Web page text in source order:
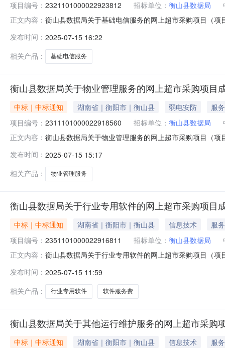
项目编号： 2321101000022923812 招标单位： 衡山县数据局
正文内容： 衡山县数据局关于基础电信服务的网上超市采购项目（
划名称:湖南省衡阳市衡山县报价起止时间:-二、采购单
发布时间： 2025-07-15 16:22
相关产品：
基础电信服务
衡山县数据局关于物业管理服务的网上超市采购项目
中标｜中标通知 湖南省｜衡阳市｜衡山县 弱电安防
服务
项目编号： 2311101000022918560 招标单位： 衡山县数据局
正文内容： 衡山县数据局关于物业管理服务的网上超市采购项目（
划名称:湖南省衡阳市衡山县报价起止时间:-二、采购单
发布时间： 2025-07-15 15:17
相关产品：
物业管理服务
衡山县数据局关于行业专用软件的网上超市采购项目
中标｜中标通知 湖南省｜衡阳市｜衡山县 信息技术
服务
项目编号： 2351101000022916811 招标单位： 衡山县数据局
正文内容： 衡山县数据局关于行业专用软件的网上超市采购项目（
划名称:湖南省衡阳市衡山县报价起止时间:-二、采购单
发布时间： 2025-07-15 11:59
相关产品：
行业专用软件 软件服务费
衡山县数据局关于其他运行维护服务的网上超市采购
中标｜中标通知 湖南省｜衡阳市｜衡山县 信息技术
服务